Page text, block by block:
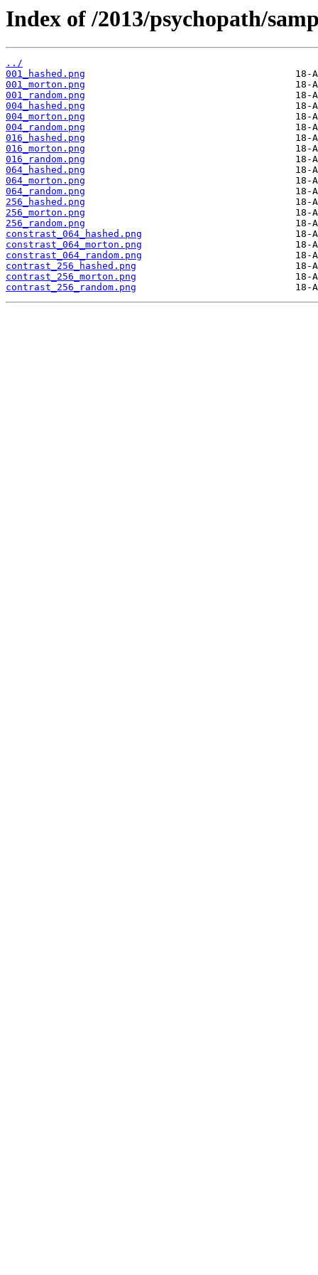
Index of /2013/psychopath/
../
001_hashed.png
001_morton.png
001_random.png
004_hashed.png
004_morton.png
004_random.png
016_hashed.png
016_morton.png
016_random.png
064_hashed.png
064_morton.png
064_random.png
256_hashed.png
256_morton.png
256_random.png
constrast_064_hashed.png
constrast_064_morton.png
constrast_064_random.png
contrast_256_hashed.png
contrast_256_morton.png
contrast_256_random.png